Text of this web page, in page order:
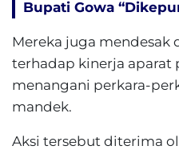
Bupati Gowa
Mereka juga mendesak
terhadap kinerja aparat
menangani perkara-
mandek.
Aksi tersebut diterima